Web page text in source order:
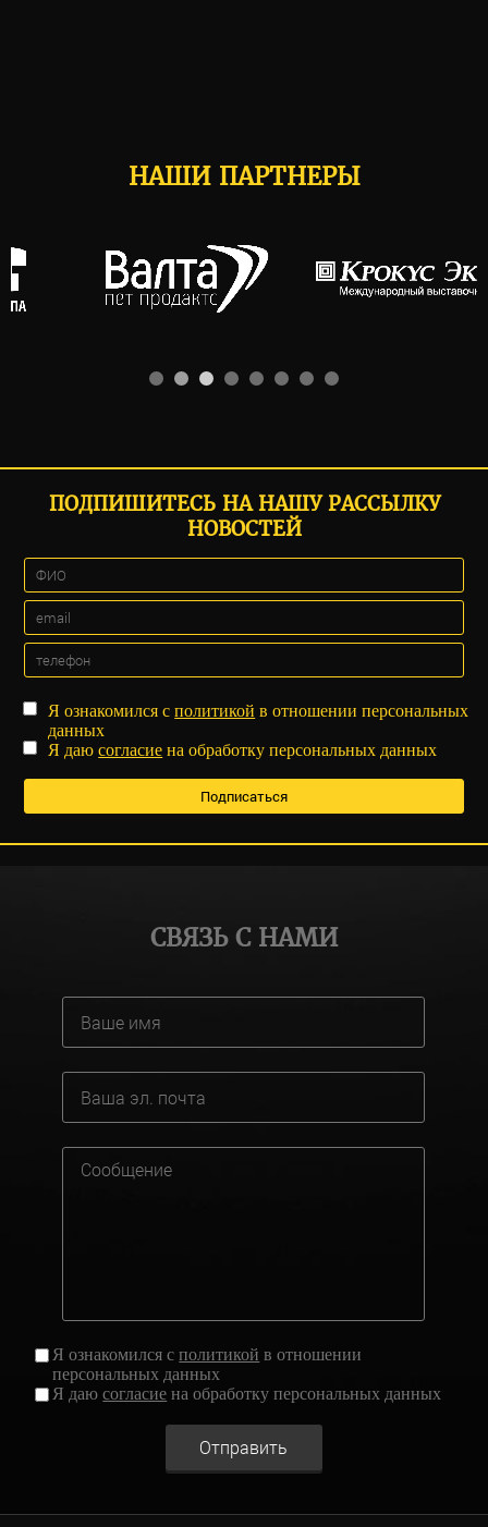
НАШИ ПАРТНЕРЫ
ПОДПИШИТЕСЬ НА НАШУ РАССЫЛКУ
НОВОСТЕЙ
Я ознакомился сполитикой в отношении персональных
данных
Я даюсогласие на обработку персональных данных
СВЯЗЬ С НАМИ
Я ознакомился сполитикой в отношении
персональных данных
Я даюсогласие на обработку персональных данных
Отправить